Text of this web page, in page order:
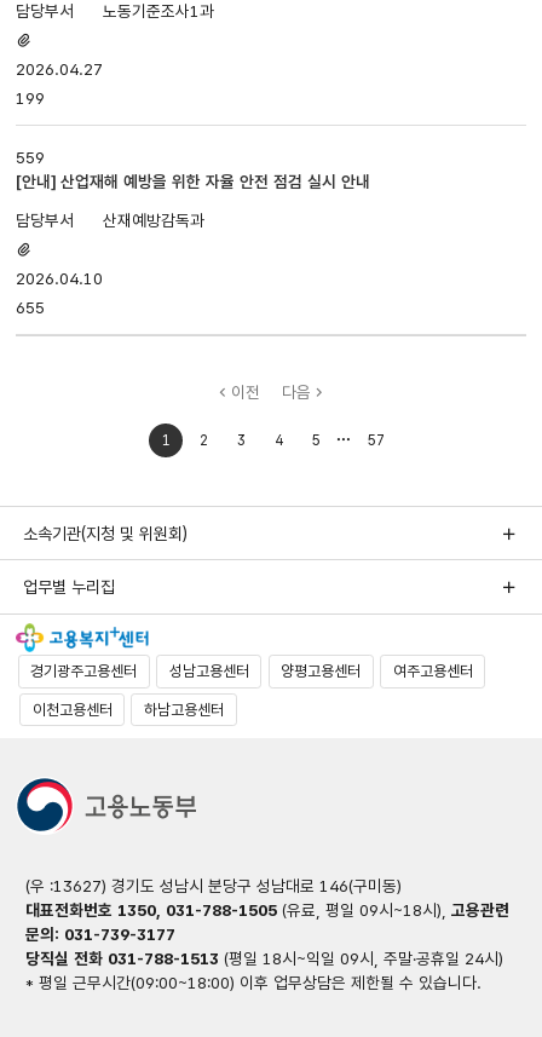
노동기준조사1과
있음
2026.04.27
199
559
[안내] 산업재해 예방을 위한 자율 안전 점검 실시 안내
산재예방감독과
있음
2026.04.10
655
이전
처음으로
1 2 3 4 5
마지막으로
57
다음
소속기관(지청 및 위원회)
업무별 누리집
경기광주고용센터 성남고용센터 양평고용센터 여주고용센터
이천고용센터 하남고용센터
(우 :13627) 경기도 성남시 분당구 성남대로 146(구미동)
대표전화번호 1350, 031-788-1505(유료, 평일 09시~18시), 고용관련
문의: 031-739-3177
당직실 전화 031-788-1513 (평일 18시~익일 09시, 주말·공휴일 24시)
* 평일 근무시간(09:00~18:00) 이후 업무상담은 제한될 수 있습니다.